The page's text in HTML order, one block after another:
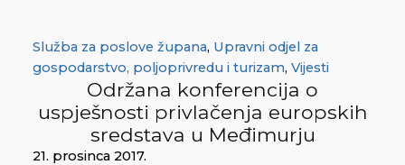
Služba za poslove župana, Upravni odjel za
gospodarstvo, poljoprivredu i turizam, Vijesti
Održana konferencija o
uspješnosti privlačenja europskih
sredstava u Međimurju
21. prosinca 2017.